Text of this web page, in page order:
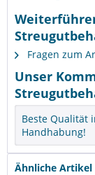
Fragen zum
Unser
Beste Qualität
Handhabung!
Ähnliche Artikel